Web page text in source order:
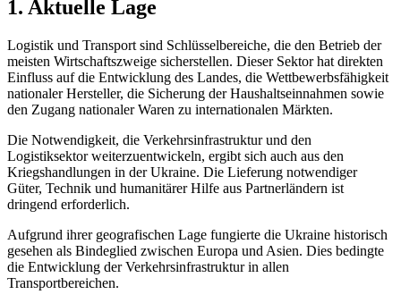
1. Aktuelle Lage
Logistik und Transport sind Schlüsselbereiche, die den Betrieb der
meisten Wirtschaftszweige sicherstellen. Dieser Sektor hat direkten
Einfluss auf die Entwicklung des Landes, die Wettbewerbsfähigkeit
nationaler Hersteller, die Sicherung der Haushaltseinnahmen sowie
den Zugang nationaler Waren zu internationalen Märkten.
Die Notwendigkeit, die Verkehrsinfrastruktur und den
Logistiksektor weiterzuentwickeln, ergibt sich auch aus den
Kriegshandlungen in der Ukraine. Die Lieferung notwendiger
Güter, Technik und humanitärer Hilfe aus Partnerländern ist
dringend erforderlich.
Aufgrund ihrer geografischen Lage fungierte die Ukraine historisch
gesehen als Bindeglied zwischen Europa und Asien. Dies bedingte
die Entwicklung der Verkehrsinfrastruktur in allen
Transportbereichen.